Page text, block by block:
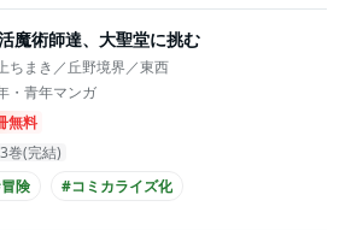
迫感あふれる
#とてもバイオレンス
校生
魔術師達、大聖堂に挑む
ちまき／丘野境界／東西
・青年マンガ
無料
巻(完結)
険
#コミカライズ化